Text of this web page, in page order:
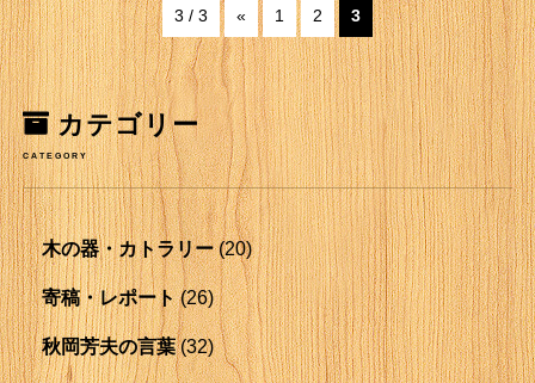
3 / 3 « 1 2 3
カテゴリー
CATEGORY
木の器・カトラリー(20)
寄稿・レポート(26)
秋岡芳夫の言葉(32)